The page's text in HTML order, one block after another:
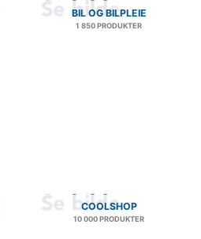
BIL OG BILPLEIE
1 850 PRODUKTER
COOLSHOP
10 000 PRODUKTER